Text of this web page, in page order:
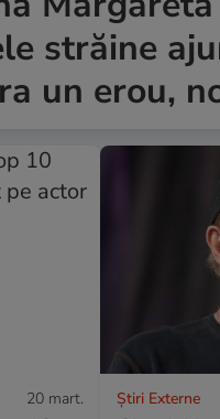
străine
un erou,
20 mart. Știri Externe